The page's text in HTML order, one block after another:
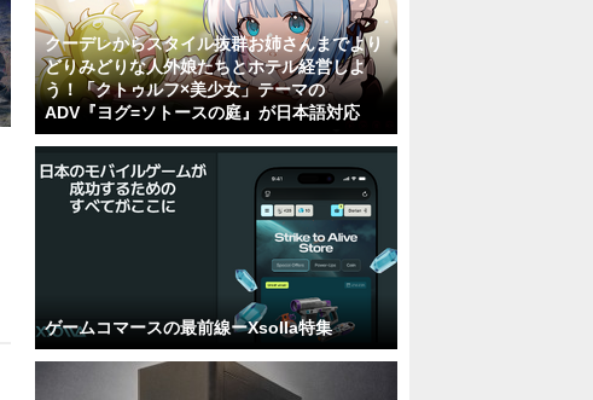
クーデレからスタイル抜群お姉さんまでより
どりみどりな人外娘たちとホテル経営しよ
う！「クトゥルフ×美少女」テーマの
ADV『ヨグ=ソトースの庭』が日本語対応
ゲームコマースの最前線ーXsolla特集